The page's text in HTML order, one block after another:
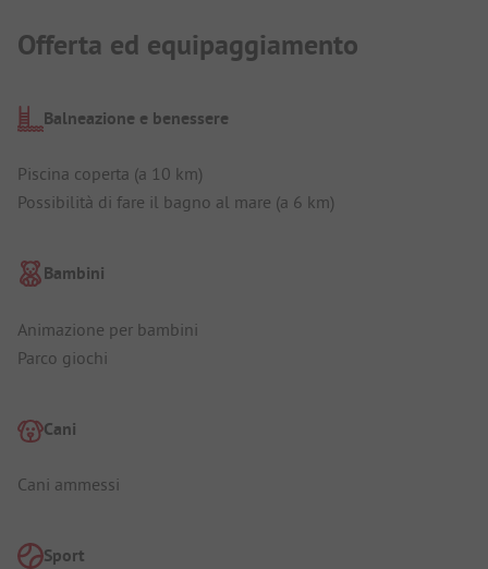
Offerta ed equipaggiamento
Balneazione e benessere
Piscina coperta (a 10 km)
Possibilità di fare il bagno al mare (a 6 km)
Bambini
Animazione per bambini
Parco giochi
Cani
Cani ammessi
Sport